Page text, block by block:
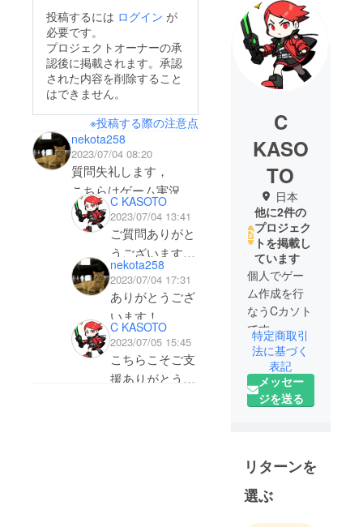
投稿するには ログイン が
必要です。
プロジェクトオーナーの承
認後に掲載されます。承認
された内容を削除すること
はできません。
※投稿する際の注意点
nekota258
2023/07/04 08:20
質問失礼します，
こちらはゲーム実況プ
レイ可能でしょうか？
C KASOTO
2023/07/04 13:41
ご質問ありがと
うございます！
体験版(ご支援
の有無問いませ
ん)、完成版共
にダウンロード
した時点より配
信でプレイして
nekota258
2023/07/04 17:31
ありがとうござ
います！
支援致します！
C KASOTO
2023/07/05 15:45
こちらこそご支
援ありがとうご
C
KASO
TO
日本
他に2件の
プロジェク
トを掲載し
ています
個人でゲー
ム作成を行
なうCカソト
です。
ご期待くだ
さい！
特定商取引
法に基づく
表記
メッセー
ジを送る
リターンを
選ぶ